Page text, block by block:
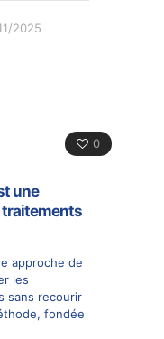
2025
0
une
traitements
approche de
les
sans recourir
fondée